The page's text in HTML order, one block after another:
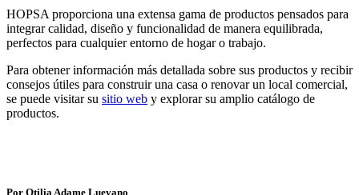
HOPSA proporciona una extensa gama de productos pensados para
integrar calidad, diseño y funcionalidad de manera equilibrada,
perfectos para cualquier entorno de hogar o trabajo.
Para obtener información más detallada sobre sus productos y recibir
consejos útiles para construir una casa o renovar un local comercial,
se puede visitar su sitio web y explorar su amplio catálogo de
productos.
Por Otilia Adame Luevano